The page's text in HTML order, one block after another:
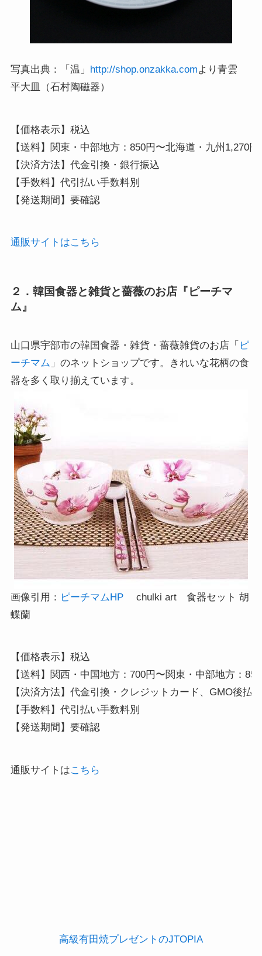
写真出典：「温」 http://shop.onzakka.comより青雲
平大皿（石村陶磁器）
【価格表示】税込
【送料】関東・中部地方：850円〜北海道・九州1,270
【決済方法】代金引換・銀行振込
【手数料】代引払い手数料別
【発送期間】要確認
通販サイトはこちら
２．韓国食器と雑貨と薔薇のお店『ピーチマ
ム』
山口県宇部市の韓国食器・雑貨・薔薇雑貨のお店「 ピ
ーチマム 」のネットショップです。きれいな花柄の食
器を多く取り揃えています。
画像引用： ピーチマムHPchulki art 食器セット 胡
蝶蘭
【価格表示】税込
【送料】関西・中国地方：700円〜関東・中部地方：
【決済方法】代金引換・クレジットカード、GMO後払
【手数料】代引払い手数料別
【発送期間】要確認
通販サイトはこちら
高級有田焼プレゼントのJTOPIA